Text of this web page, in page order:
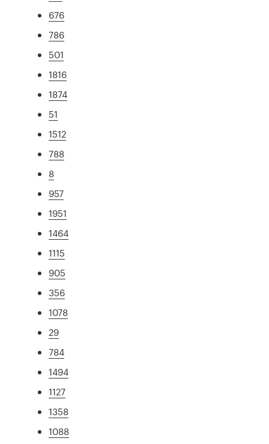
676
786
501
1816
1874
51
1512
788
8
957
1951
1464
1115
905
356
1078
29
784
1494
1127
1358
1088